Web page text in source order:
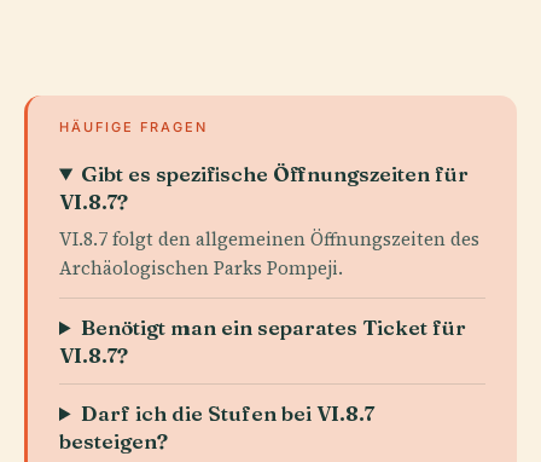
HÄUFIGE FRAGEN
Gibt es spezifische Öffnungszeiten für
VI.8.7?
VI.8.7 folgt den allgemeinen Öffnungszeiten des
Archäologischen Parks Pompeji.
Benötigt man ein separates Ticket für
VI.8.7?
Darf ich die Stufen bei VI.8.7
besteigen?